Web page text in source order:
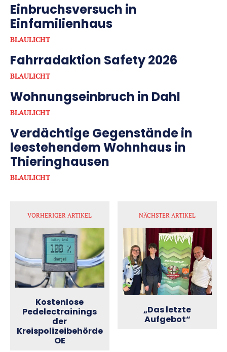
Einbruchsversuch in
Einfamilienhaus
BLAULICHT
Fahrradaktion Safety 2026
BLAULICHT
Wohnungseinbruch in Dahl
BLAULICHT
Verdächtige Gegenstände in
leestehendem Wohnhaus in
Thieringhausen
BLAULICHT
VORHERIGER ARTIKEL
Kostenlose
Pedelectrainings
der
Kreispolizeibehörde
OE
NÄCHSTER ARTIKEL
„Das letzte
Aufgebot“